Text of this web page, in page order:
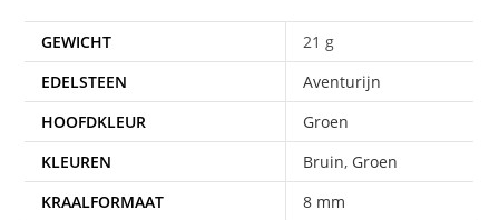
GEWICHT
21 g
EDELSTEEN
Aventurijn
HOOFDKLEUR
Groen
KLEUREN
Bruin, Groen
KRAALFORMAAT
8 mm